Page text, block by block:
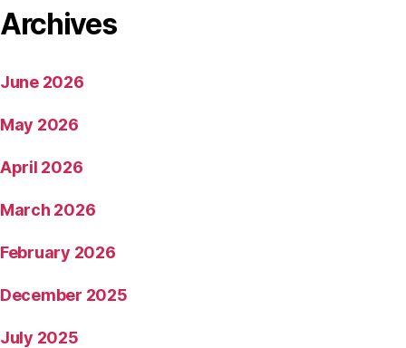
Archives
June 2026
May 2026
April 2026
March 2026
February 2026
December 2025
July 2025